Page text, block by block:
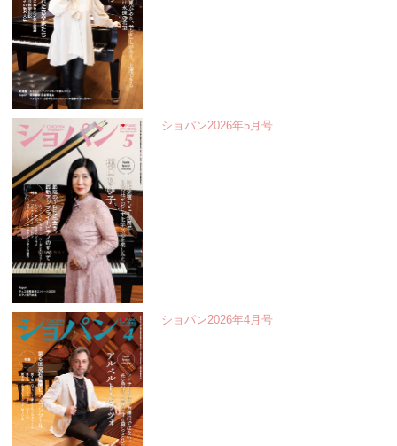
ショパン2026年5月号
ショパン2026年4月号